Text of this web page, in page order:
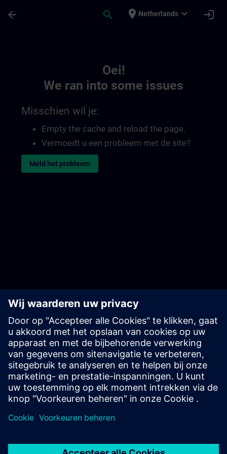
arrow_back search place Netherlands expand_more login
Oei!
We ran into some issues
Misschien wil je:
Empty the cache and reload the page.
Vermoedt u een probleem met de site?
Meld het probleem